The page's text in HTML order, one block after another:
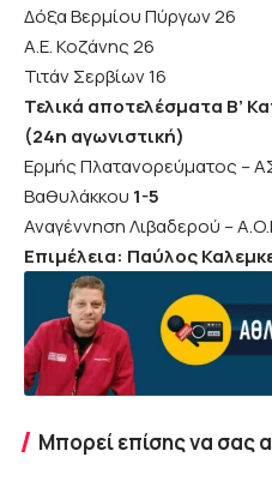
Δόξα Βερμίου Πύργων 26
Α.Ε. Κοζάνης 26
Τιτάν Σερβίων 16
Τελικά αποτελέσματα Β’
(24η αγωνιστική)
Ερμής Πλατανορεύματος –
Βαθυλάκκου 1-5
Αναγέννηση Λιβαδερού –
Επιμέλεια: Παύλος
Μπορεί επίσης να σας